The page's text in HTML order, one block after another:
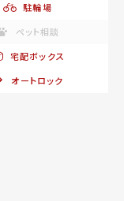
駐輪場
ペット相談
宅配ボックス
オートロック